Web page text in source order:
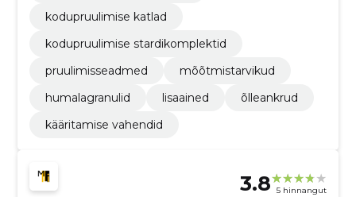
kodupruulimise katlad
kodupruulimise stardikomplektid
pruulimisseadmed
mõõtmistarvikud
humalagranulid
lisaained
õlleankrud
kääritamise vahendid
3.8 5 hinnangut